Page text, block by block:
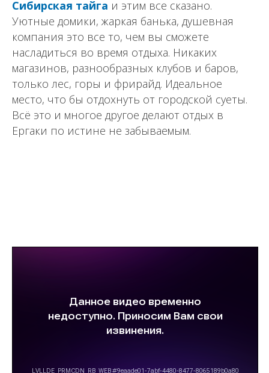
Сибирская тайга и этим все сказано.
Уютные домики, жаркая банька, душевная
компания это все то, чем вы сможете
насладиться во время отдыха. Никаких
магазинов, разнообразных клубов и баров,
только лес, горы и фрирайд. Идеальное
место, что бы отдохнуть от городской суеты.
Всё это и многое другое делают отдых в
Ергаки по истине не забываемым.